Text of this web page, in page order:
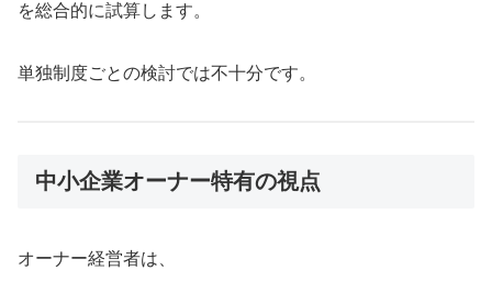
を総合的に試算します。
単独制度ごとの検討では不十分です。
中小企業オーナー特有の視点
オーナー経営者は、